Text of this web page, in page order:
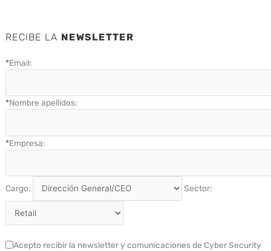
RECIBE LA NEWSLETTER
*Email:
*Nombre apellidos:
*Empresa:
Cargo: Sector:
Acepto recibir la newsletter y comunicaciones de Cyber Security